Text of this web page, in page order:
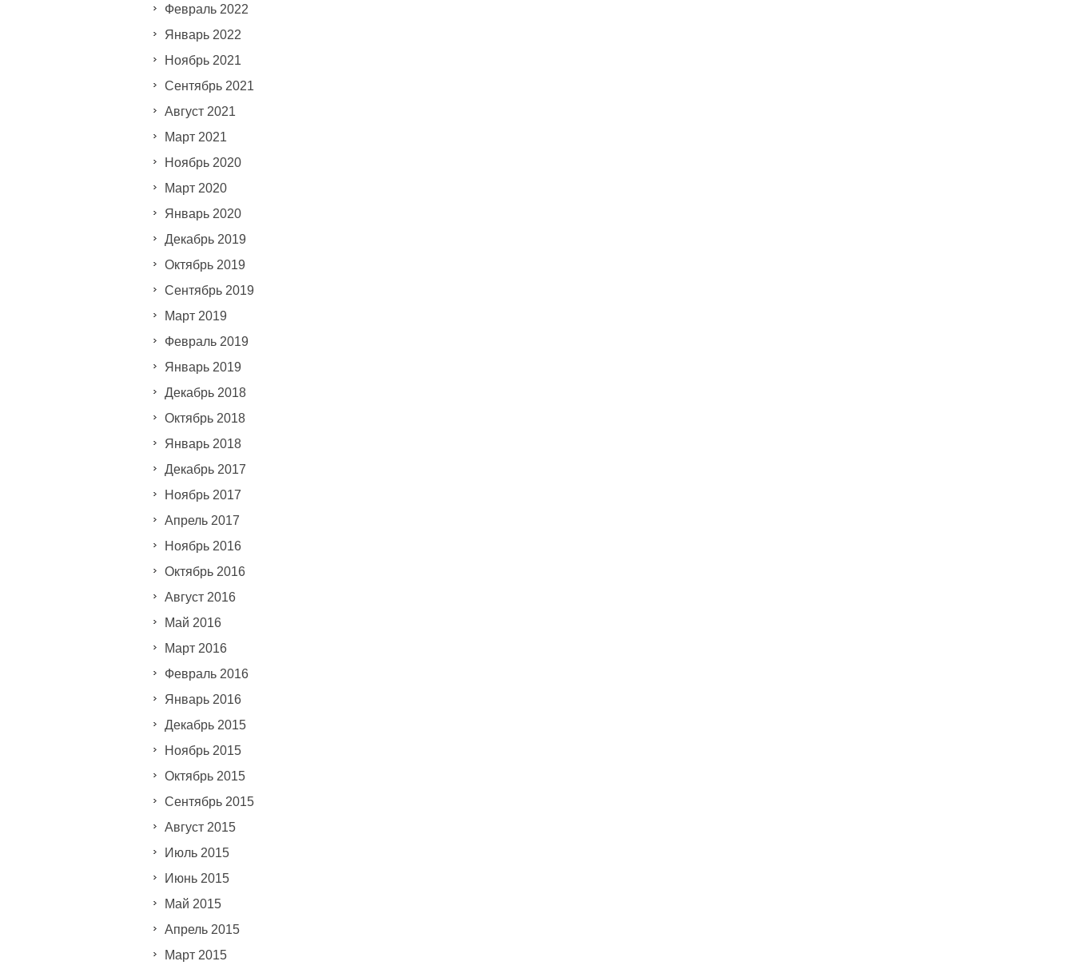
Февраль 2022
Январь 2022
Ноябрь 2021
Сентябрь 2021
Август 2021
Март 2021
Ноябрь 2020
Март 2020
Январь 2020
Декабрь 2019
Октябрь 2019
Сентябрь 2019
Март 2019
Февраль 2019
Январь 2019
Декабрь 2018
Октябрь 2018
Январь 2018
Декабрь 2017
Ноябрь 2017
Апрель 2017
Ноябрь 2016
Октябрь 2016
Август 2016
Май 2016
Март 2016
Февраль 2016
Январь 2016
Декабрь 2015
Ноябрь 2015
Октябрь 2015
Сентябрь 2015
Август 2015
Июль 2015
Июнь 2015
Май 2015
Апрель 2015
Март 2015